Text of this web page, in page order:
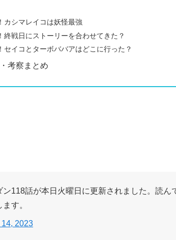
カシマレイコは妖怪最強
終戦日にストーリーを合わせてきた？
セイコとターボババアはどこに行った？
考察まとめ
118話が本日火曜日に更新されました。読ん
す。
2023